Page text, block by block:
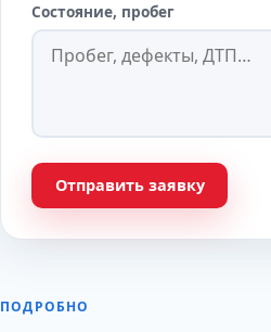
Состояние, пробег
Отправить заявку
ПОДРОБНО